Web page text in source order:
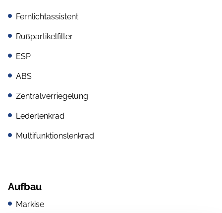
Fernlichtassistent
Rußpartikelfilter
ESP
ABS
Zentralverriegelung
Lederlenkrad
Multifunktionslenkrad
Aufbau
Markise